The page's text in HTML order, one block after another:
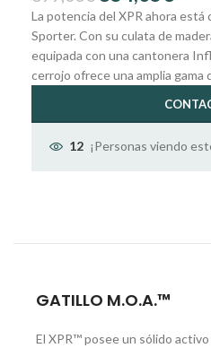
La potencia del XPR ahora está
Sporter. Con su culata de
equipada con una cantonera
cerrojo ofrece una amplia gama
12 ¡Personas viendo
GATILLO M.O.A.™
El XPR™ posee un sólido